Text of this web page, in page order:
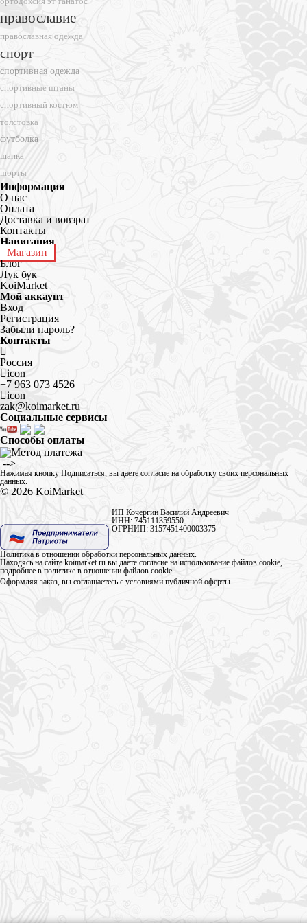
православие
православная одежда
спорт
спортивная одежда
спортивные штаны
спортивный костюм
толстовка
футболка
шапка
шорты
Информация
О нас
Оплата
Доставка и вовзрат
Контакты
Навигация
Магазин
Блог
Лук бук
KoiMarket
Мой аккаунт
Вход
Регистрация
Забыли пароль?
Контакты
Россия
icon
+7 963 073 4526
icon
zak@koimarket.ru
Социальные сервисы
Способы оплаты
​ -->
Нажимая кнопку Подписаться, вы даете согласие на обработку своих персональных
данных
© 2026 KoiMarket
ИП Кочергин Василий Андреевич
ИНН: 745111359550
ОГРНИП: 3157451400003375
Политика в отношении обработки персональных данных.
Находясь на сайте koimarket.ru вы даете согласие на использование файлов cookie,
подробнее в политике в отношении файлов cookie.
Оформляя заказ, вы соглашаетесь с условиями публичной оферты